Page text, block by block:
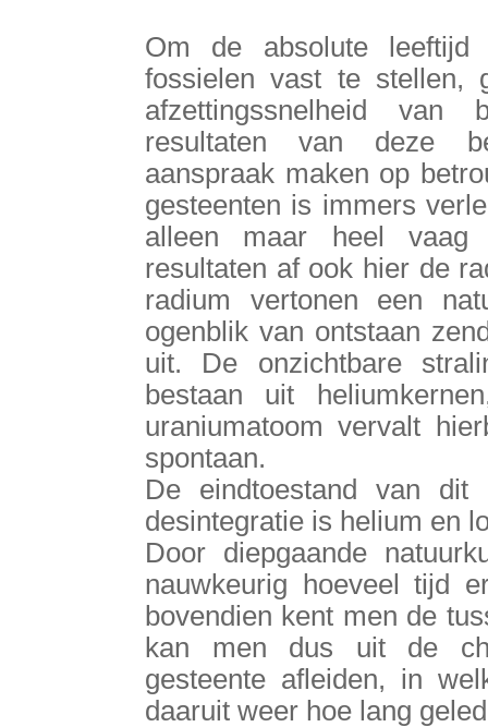
Om de absolute leeftijd
fossielen vast te stellen,
afzettingssnelheid van
resultaten van deze
aanspraak maken op
gesteenten is immers
alleen maar heel vaag
resultaten af ook hier de
radium vertonen een
ogenblik van ontstaan
uit. De onzichtbare
bestaan uit
uraniumatoom vervalt
spontaan.
De eindtoestand van dit
desintegratie is helium en
Door diepgaande
nauwkeurig hoeveel tijd
bovendien kent men de
kan men dus uit de
gesteente afleiden, in
daaruit weer hoe lang